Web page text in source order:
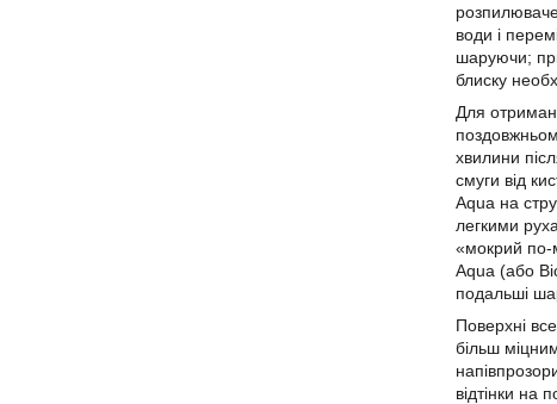
води і
шаруючи;
блиску
Для
хвилини
смуги від
Aqua на
легкими
«мокрий по-
Aqua (або
подальші
Поверхні
більш
відтінки на